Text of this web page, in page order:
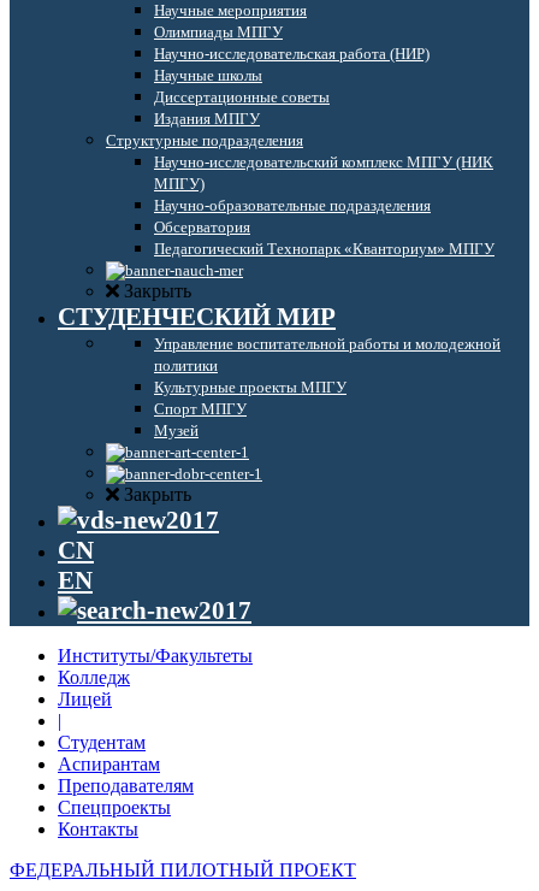
Научные мероприятия
Олимпиады МПГУ
Научно-исследовательская работа (НИР)
Научные школы
Диссертационные советы
Издания МПГУ
Структурные подразделения
Научно-исследовательский комплекс МПГУ (НИК
МПГУ)
Научно-образовательные подразделения
Обсерватория
Педагогический Технопарк «Кванториум» МПГУ
Закрыть
СТУДЕНЧЕСКИЙ МИР
Управление воспитательной работы и молодежной
политики
Культурные проекты МПГУ
Спорт МПГУ
Музей
Закрыть
CN
EN
Институты/Факультеты
Колледж
Лицей
|
Студентам
Аспирантам
Преподавателям
Спецпроекты
Контакты
ФЕДЕРАЛЬНЫЙ ПИЛОТНЫЙ ПРОЕКТ